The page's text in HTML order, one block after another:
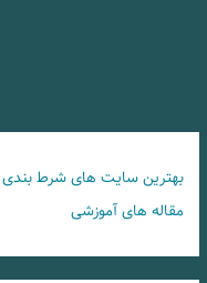
بهترین سایت های شرط بندی
مقاله های آموزشی